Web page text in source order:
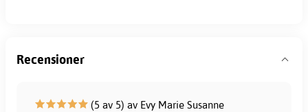
Recensioner
(5 av 5) av Evy Marie Susanne